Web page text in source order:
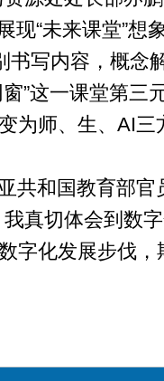
“未来课堂”想
书写内容，概念
”这一课堂第三
为师、生、AI三
共和国教育部官
真切体会到数
字化发展步伐